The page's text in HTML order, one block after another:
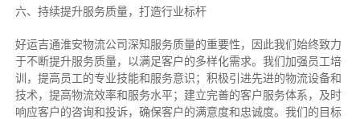
六、持续提升服务质量，打造行业标杆
好运吉通淮安物流公司深知服务质量的重要性，因此我们始终致力
于不断提升服务质量，以满足客户的多样化需求。我们加强员工培
训，提高员工的专业技能和服务意识；积极引进先进的物流设备和
技术，提高物流效率和服务水平；建立完善的客户服务体系，及时
响应客户的咨询和投诉，确保客户的满意度和忠诚度。我们的目标